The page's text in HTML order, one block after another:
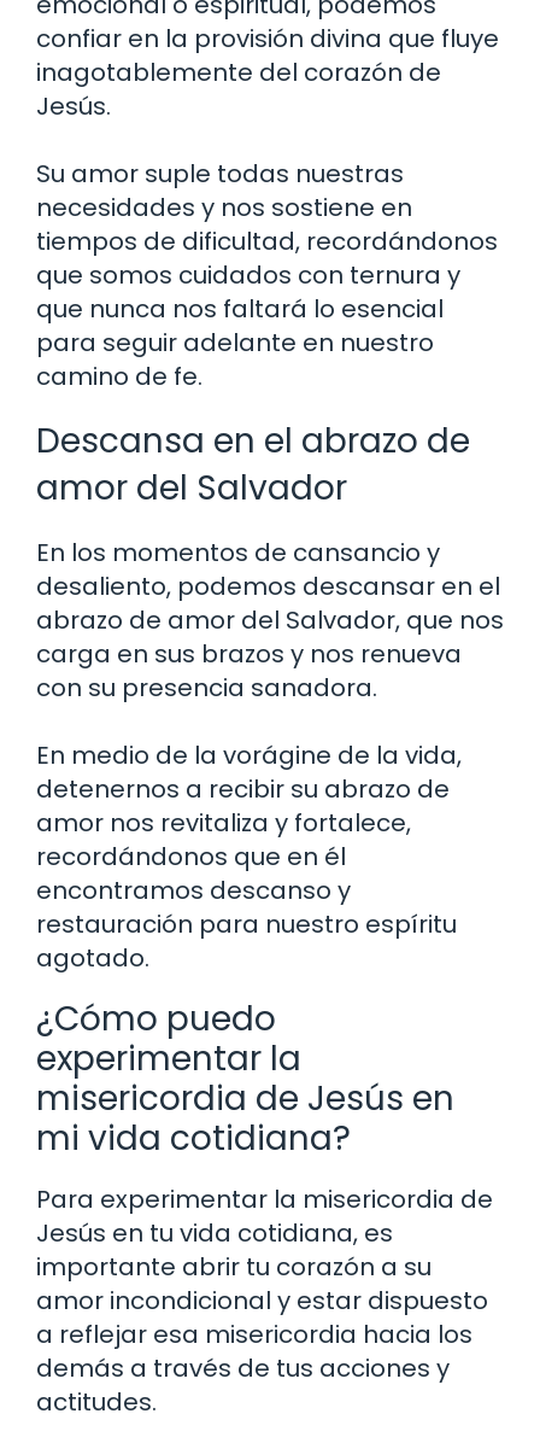
confiar en la provisión divina que fluye
inagotablemente del corazón de
Jesús.
Su amor suple todas nuestras
necesidades y nos sostiene en
tiempos de dificultad, recordándonos
que somos cuidados con ternura y
que nunca nos faltará lo esencial
para seguir adelante en nuestro
camino de fe.
Descansa en el abrazo de
amor del Salvador
En los momentos de cansancio y
desaliento, podemos descansar en el
abrazo de amor del Salvador, que nos
carga en sus brazos y nos renueva
con su presencia sanadora.
En medio de la vorágine de la vida,
detenernos a recibir su abrazo de
amor nos revitaliza y fortalece,
recordándonos que en él
encontramos descanso y
restauración para nuestro espíritu
agotado.
¿Cómo puedo
experimentar la
misericordia de Jesús en
mi vida cotidiana?
Para experimentar la misericordia de
Jesús en tu vida cotidiana, es
importante abrir tu corazón a su
amor incondicional y estar dispuesto
a reflejar esa misericordia hacia los
demás a través de tus acciones y
actitudes.